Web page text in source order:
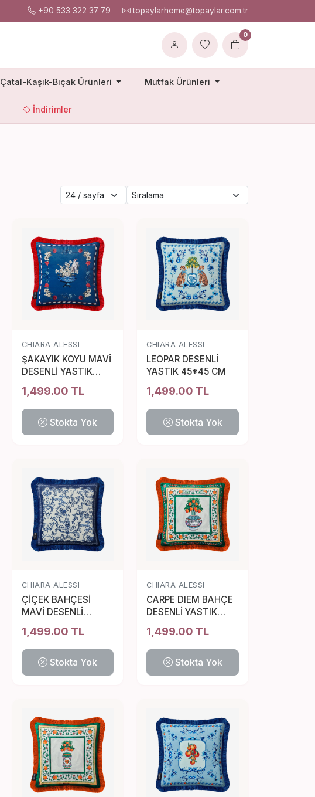
+90 533 322 37 79 topaylarhome@topaylar.com.tr
0
Çatal-Kaşık-Bıçak Ürünleri Mutfak Ürünleri
İndirimler
CHIARA ALESSI
ŞAKAYIK KOYU MAVİ
DESENLİ YASTIK
1,499.00 TL
Stokta Yok
CHIARA ALESSI
LEOPAR DESENLİ
YASTIK 45*45 CM
1,499.00 TL
Stokta Yok
CHIARA ALESSI
ÇİÇEK BAHÇESİ
MAVİ DESENLİ
1,499.00 TL
Stokta Yok
CHIARA ALESSI
CARPE DIEM BAHÇE
DESENLİ YASTIK
1,499.00 TL
Stokta Yok